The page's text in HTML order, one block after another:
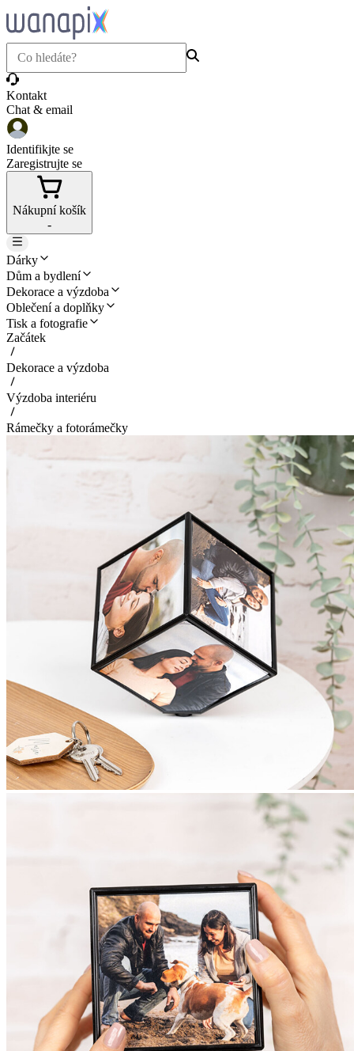
Kontakt
Chat & email
Identifikjte se
Zaregistrujte se
Nákupní košík
-
Dárky
Dům a bydlení
Dekorace a výzdoba
Oblečení a doplňky
Tisk a fotografie
Začátek
Dekorace a výzdoba
Výzdoba interiéru
Rámečky a fotorámečky